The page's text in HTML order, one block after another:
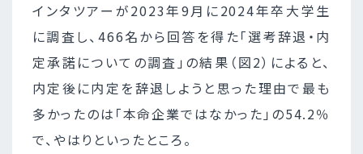
インタツアーが2023年9月に2024年卒大学生
に調査し、466名から回答を得た「選考辞退・内
定承諾についての調査」の結果（図2）によると、
内定後に内定を辞退しようと思った理由で最も
多かったのは「本命企業ではなかった」の54.2％
で、やはりといったところ。